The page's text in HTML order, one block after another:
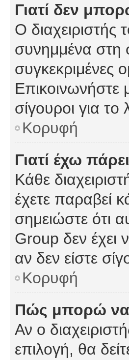
Γιατί δεν
Ο διαχειριστής
συνημμένα στη
συγκεκριμένες
Επικοινωνήστε
σίγουροι για
Κορυφή
Γιατί έχω
Κάθε
έχετε παραβεί
σημειώστε ότι
Group δεν έχει
αν δεν είστε
Κορυφή
Πώς μπορώ να
Αν ο
επιλογή, θα